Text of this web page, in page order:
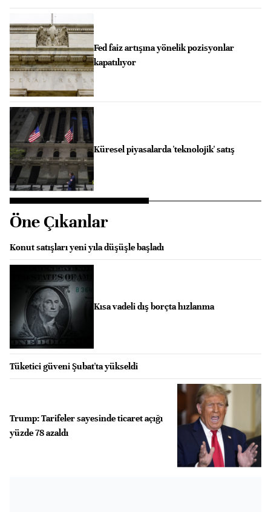
Fed faiz artışına yönelik pozisyonlar
kapatılıyor
Küresel piyasalarda 'teknolojik' satış
Öne Çıkanlar
Konut satışları yeni yıla düşüşle başladı
Kısa vadeli dış borçta hızlanma
Tüketici güveni Şubat'ta yükseldi
Trump: Tarifeler sayesinde ticaret açığı
yüzde 78 azaldı